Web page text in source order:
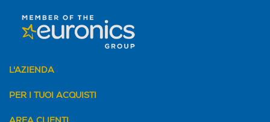
intervallo di
temperatura e
flusso d’aria, per
tuo styling. I chip
l'ultima
impostazione
L'AZIENDA
PER I TUOI ACQUISTI